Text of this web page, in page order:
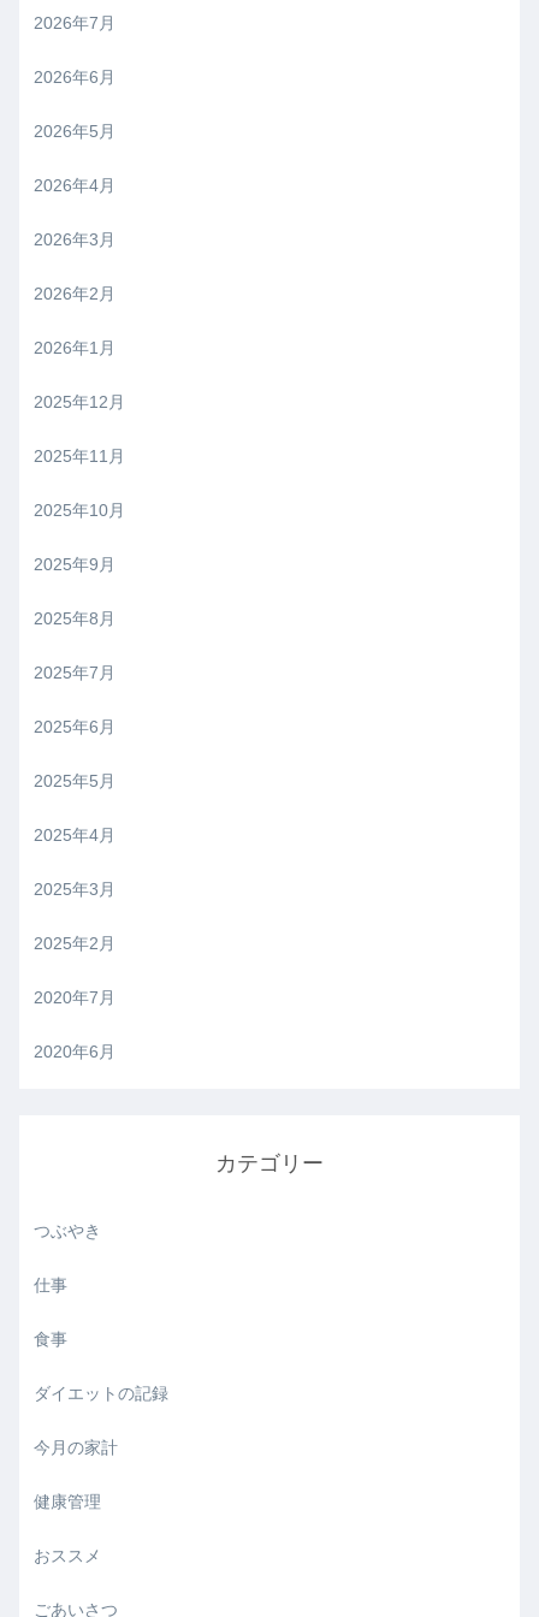
2026年7月
2026年6月
2026年5月
2026年4月
2026年3月
2026年2月
2026年1月
2025年12月
2025年11月
2025年10月
2025年9月
2025年8月
2025年7月
2025年6月
2025年5月
2025年4月
2025年3月
2025年2月
2020年7月
2020年6月
カテゴリー
つぶやき
仕事
食事
ダイエットの記録
今月の家計
健康管理
おススメ
ごあいさつ